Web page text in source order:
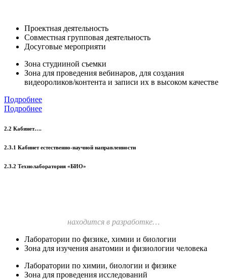
Проектная деятельность
Совместная групповая деятельность
Досуговые мероприяти
Зона студииной съемки
Зона для проведения вебинаров, для создания
видеороликов/контента и записи их в высоком качестве
Подробнее
Подробнее
2.2 Кабинет….
2.3.1 Кабинет естественно-научной направленности
2.3.2 Технолаборатория «БИО»
находится в разработке…
Лаборатории по физике, химии и биологии
Зона для изучения анатомии и физиологии человека
Лаборатории по химии, биологии и физике
Зона для проведения исследований